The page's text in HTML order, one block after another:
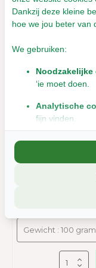
Herbimals
pellets
Leverbaar met 1- 2
Dankzij deze kleine
hoe we jou beter van
We gebruiken:
Noodzakelijke
‘ie moet doen.
Analytische
fijn vinden.
aanbiedingen
We delen soms
deelt, of die ze
Wil je liever geen
misschien net iets